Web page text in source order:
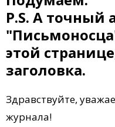
P.S. А точный
этой
заголовка.
Здравствуйте,
журнала!